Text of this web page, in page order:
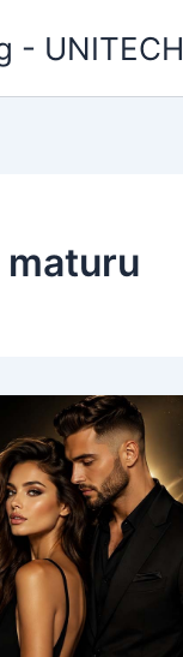
- UNITECH